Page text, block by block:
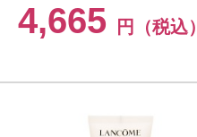
4,665 円（税込）